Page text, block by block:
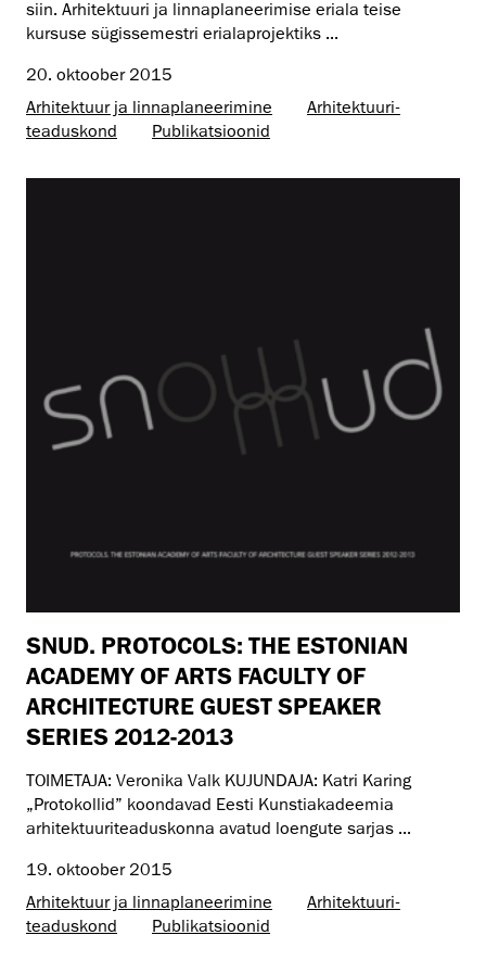
siin. Arhitektuuri ja linnaplaneerimise eriala teise
kursuse sügissemestri erialaprojektiks ...
20. oktoober 2015
Arhitektuur ja linnaplaneerimine
Arhitektuuri­
teaduskond
Publikatsioonid
SNUD. PROTOCOLS: THE ESTONIAN
ACADEMY OF ARTS FACULTY OF
ARCHITECTURE GUEST SPEAKER
SERIES 2012-2013
TOIMETAJA: Veronika Valk KUJUNDAJA: Katri Karing
„Protokollid” koondavad Eesti Kunstiakadeemia
arhitektuuriteaduskonna avatud loengute sarjas ...
19. oktoober 2015
Arhitektuur ja linnaplaneerimine
Arhitektuuri­
teaduskond
Publikatsioonid